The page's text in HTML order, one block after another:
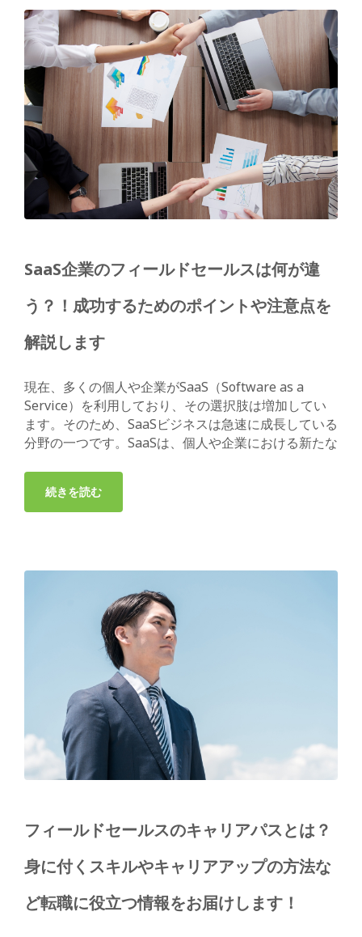
SaaS企業のフィールドセールスは何が違
う？！成功するためのポイントや注意点を
解説します
現在、多くの個人や企業がSaaS（Software as a
Service）を利用しており、その選択肢は増加してい
ます。そのため、SaaSビジネスは急速に成長している
分野の一つです。SaaSは、個人や企業における新たな
フィールドセールスのキャリアパスとは？
身に付くスキルやキャリアアップの方法な
ど転職に役立つ情報をお届けします！